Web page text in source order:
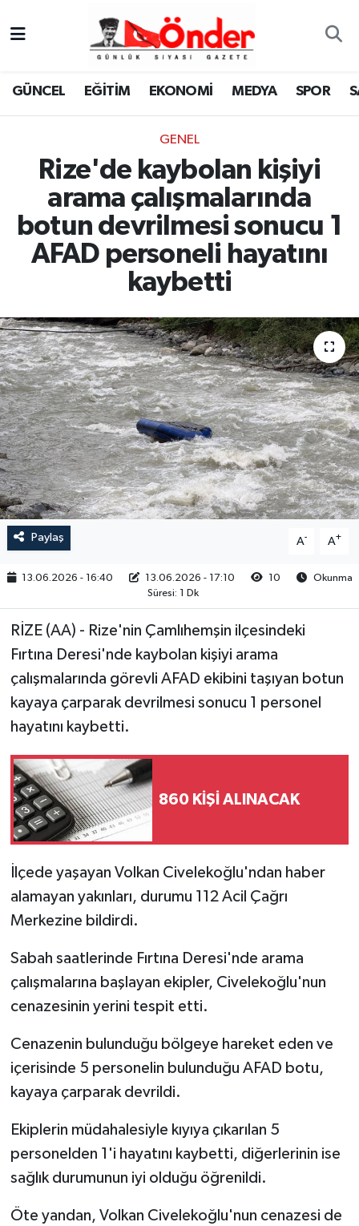
GÜNCEL EĞİTİM EKONOMİ MEDYA SPOR
GENEL
Rize'de kaybolan kişiyi
arama çalışmalarında
botun devrilmesi sonucu 1
AFAD personeli hayatını
kaybetti
Paylaş A- A+
13.06.2026 - 16:40 13.06.2026 - 17:10 10
Okunma
Süresi: 1 Dk
RİZE (AA) - Rize'nin Çamlıhemşin ilçesindeki
Fırtına Deresi'nde kaybolan kişiyi arama
çalışmalarında görevli AFAD ekibini taşıyan botun
kayaya çarparak devrilmesi sonucu 1 personel
hayatını kaybetti.
860 KİŞİ ALINACAK
İlçede yaşayan Volkan Civelekoğlu'ndan haber
alamayan yakınları, durumu 112 Acil Çağrı
Merkezine bildirdi.
Sabah saatlerinde Fırtına Deresi'nde arama
çalışmalarına başlayan ekipler, Civelekoğlu'nun
cenazesinin yerini tespit etti.
Cenazenin bulunduğu bölgeye hareket eden ve
içerisinde 5 personelin bulunduğu AFAD botu,
kayaya çarparak devrildi.
Ekiplerin müdahalesiyle kıyıya çıkarılan 5
personelden 1'i hayatını kaybetti, diğerlerinin ise
sağlık durumunun iyi olduğu öğrenildi.
Öte yandan, Volkan Civelekoğlu'nun cenazesi de
GÜNCEL
MEDYA
SPOR
SAĞLIK
YAŞAM
RESMİ İLAN
Zonguldak Nöbetçi Eczaneler
Zonguldak Namaz Vakitleri
Zonguldak Trafik Yoğunluk Haritası
TFF 3.Lig 4.Grup Puan Durumu ve Fikstür
Tüm Manşetler
Haber Arşivi